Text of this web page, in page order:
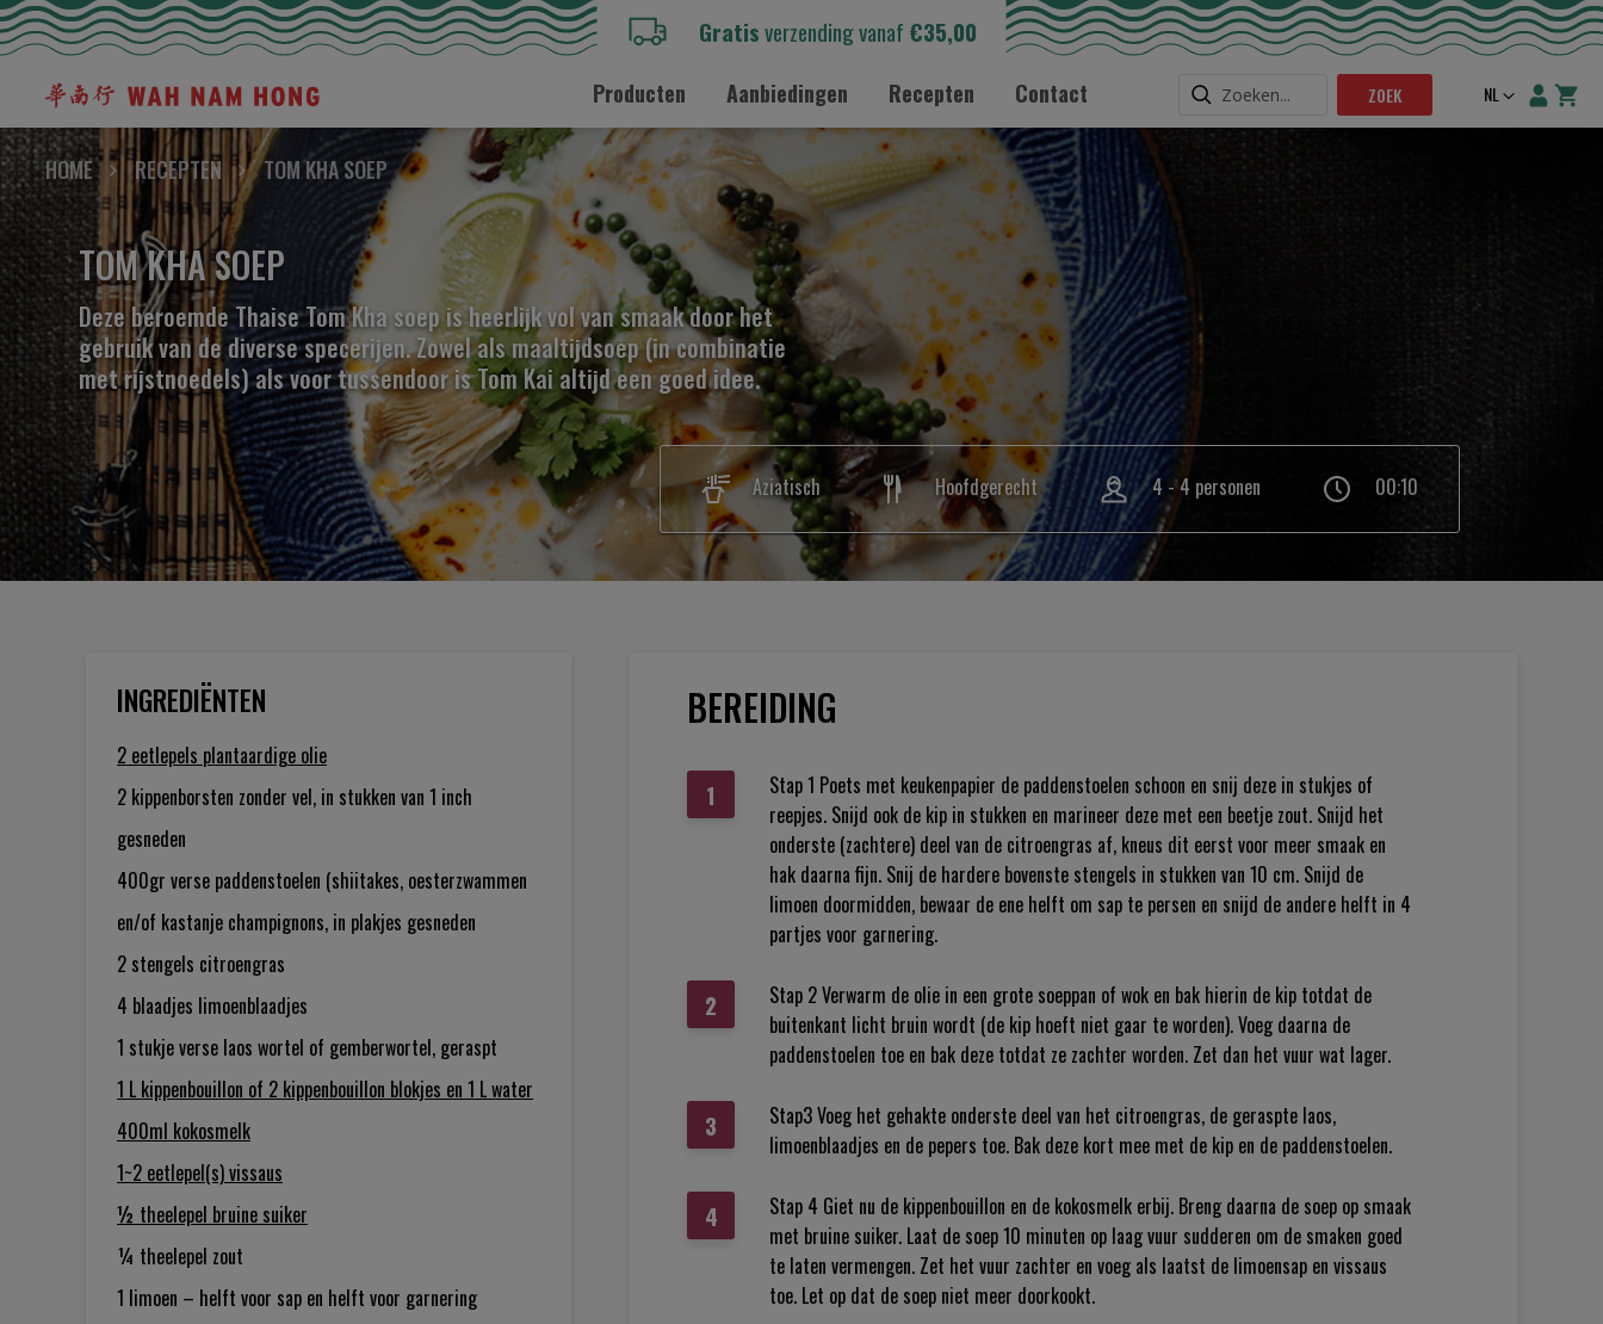
Gratisverzending vanaf €35,00
Producten Aanbiedingen Recepten Contact ZOEK Taal
NL
HOME RECEPTEN TOM KHA SOEP
TOM KHA SOEP
Deze beroemde Thaise Tom Kha soep is heerlijk vol van smaak door het
gebruik van de diverse specerijen. Zowel als maaltijdsoep (in combinatie
met rijstnoedels) als voor tussendoor is Tom Kai altijd een goed idee.
Aziatisch Hoofdgerecht 4 - 4 personen 00:10
INGREDIËNTEN
2 eetlepels plantaardige olie
2 kippenborsten zonder vel, in stukken van 1 inch
gesneden
400gr verse paddenstoelen (shiitakes, oesterzwammen
en/of kastanje champignons, in plakjes gesneden
2 stengels citroengras
4 blaadjes limoenblaadjes
1 stukjeverse laos wortel of gemberwortel, geraspt
1 L kippenbouillon of 2 kippenbouillon blokjes en 1 L water
400ml kokosmelk
1~2 eetlepel(s)vissaus
½ theelepel bruine suiker
¼ theelepel zout
1 limoen – helft voor sap en helft voor garnering
BEREIDING
Stap 1 Poets met keukenpapier de paddenstoelen schoon en snij deze in stukjes of
reepjes. Snijd ook de kip in stukken en marineer deze met een beetje zout. Snijd het
onderste (zachtere) deel van de citroengras af, kneus dit eerst voor meer smaak en
hak daarna fijn. Snij de hardere bovenste stengels in stukken van 10 cm. Snijd de
limoen doormidden, bewaar de ene helft om sap te persen en snijd de andere helft in 4
partjes voor garnering.
Stap 2 Verwarm de olie in een grote soeppan of wok en bak hierin de kip totdat de
buitenkant licht bruin wordt (de kip hoeft niet gaar te worden). Voeg daarna de
paddenstoelen toe en bak deze totdat ze zachter worden. Zet dan het vuur wat lager.
Stap3 Voeg het gehakte onderste deel van het citroengras, de geraspte laos,
limoenblaadjes en de pepers toe. Bak deze kort mee met de kip en de paddenstoelen.
Stap 4 Giet nu de kippenbouillon en de kokosmelk erbij. Breng daarna de soep op smaak
met bruine suiker. Laat de soep 10 minuten op laag vuur sudderen om de smaken goed
te laten vermengen. Zet het vuur zachter en voeg als laatst de limoensap en vissaus
toe. Let op dat de soep niet meer doorkookt.